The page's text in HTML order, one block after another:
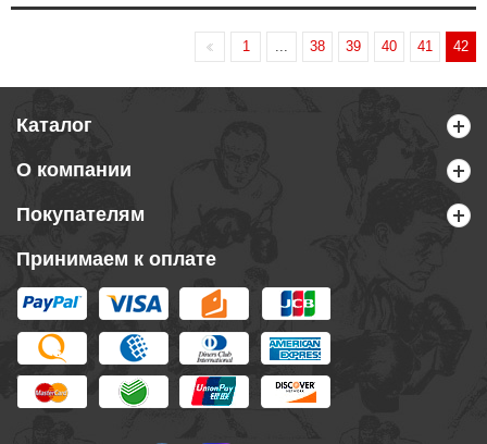
1 38 39 40 41 42
Каталог
О компании
Покупателям
Принимаем к оплате